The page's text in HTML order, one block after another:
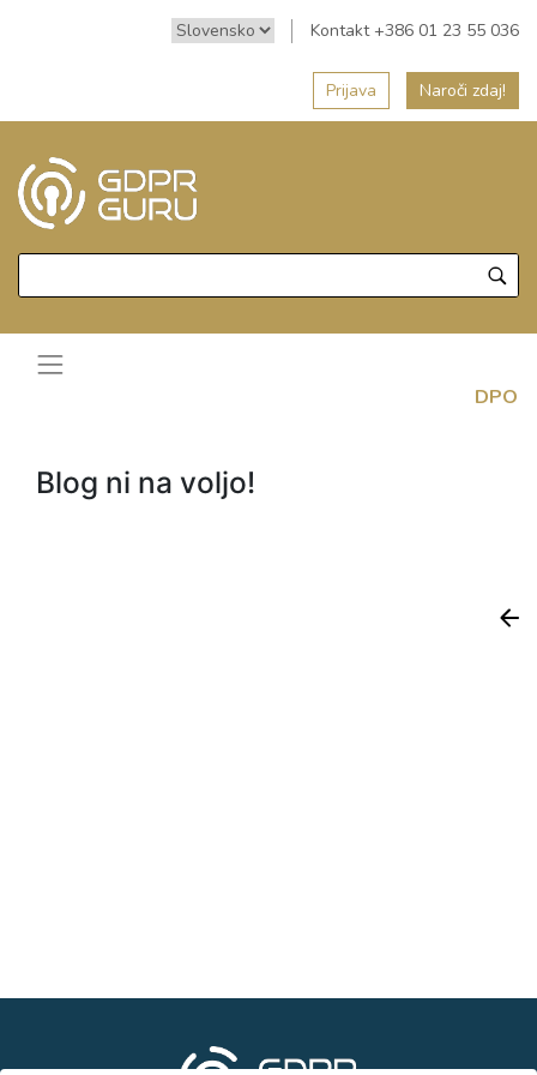
Kontakt +386 01 23 55 036
Prijava Naroči zdaj!
DPO
Blog ni na voljo!